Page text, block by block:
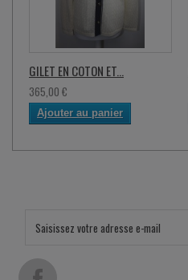
GILET EN COTON ET...
365,00 €
Ajouter au panier